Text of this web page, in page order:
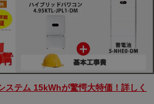
テム 15kWhが驚愕大特価！詳しく